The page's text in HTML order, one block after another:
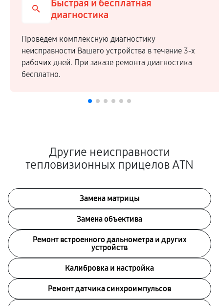
Быстрая и бесплатная
диагностика
Проведем комплексную диагностику
неисправности Вашего устройства в течение 3-х
рабочих дней. При заказе ремонта диагностика
бесплатно.
Другие неисправности
тепловизионных прицелов ATN
Замена матрицы
Замена объектива
Ремонт встроенного дальнометра и других
устройств
Калибровка и настройка
Ремонт датчика синхроимпульсов